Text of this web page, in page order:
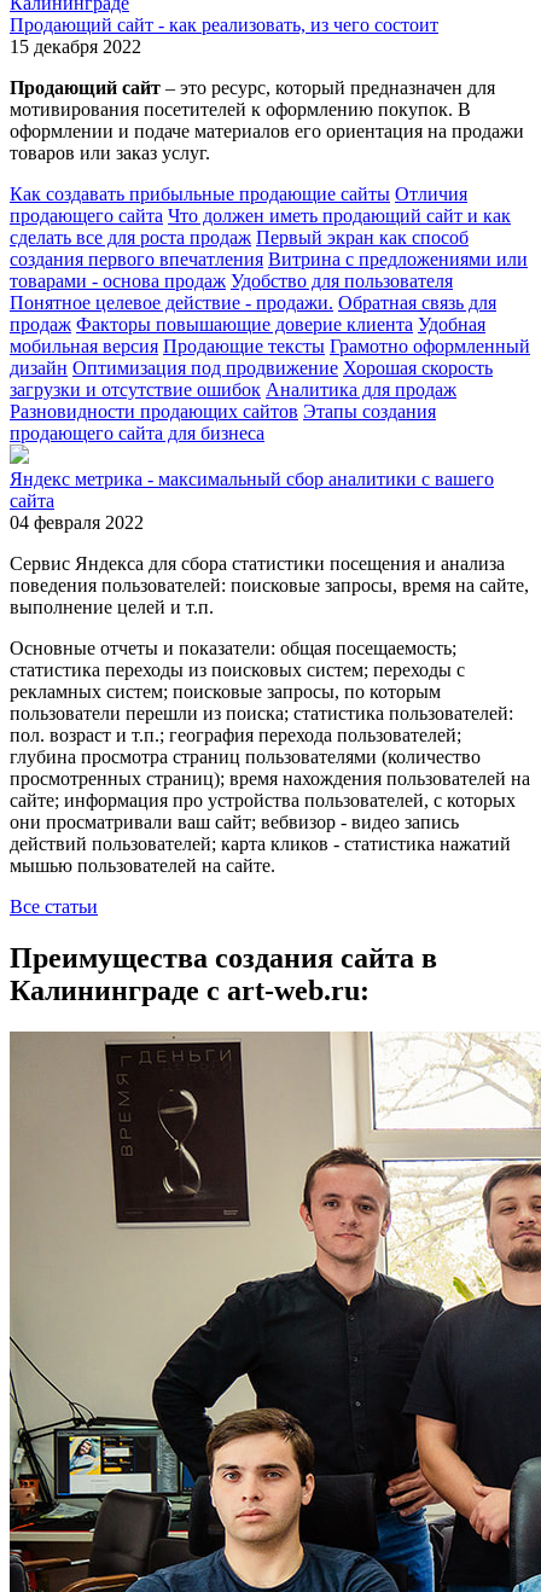
Продающий сайт - как реализовать, из чего состоит
15 декабря 2022
Продающий сайт – это ресурс, который предназначен для
мотивирования посетителей к оформлению покупок. В
оформлении и подаче материалов его ориентация на продажи
товаров или заказ услуг.
Как создавать прибыльные продающие сайты Отличия
продающего сайта Что должен иметь продающий сайт и как
сделать все для роста продаж Первый экран как способ
создания первого впечатления Витрина с предложениями или
товарами - основа продаж Удобство для пользователя
Понятное целевое действие - продажи. Обратная связь для
продаж Факторы повышающие доверие клиента Удобная
мобильная версия Продающие тексты Грамотно оформленный
дизайн Оптимизация под продвижение Хорошая скорость
загрузки и отсутствие ошибок Аналитика для продаж
Разновидности продающих сайтов Этапы создания
продающего сайта для бизнеса
Яндекс метрика - максимальный сбор аналитики с вашего
сайта
04 февраля 2022
Сервис Яндекса для сбора статистики посещения и анализа
поведения пользователей: поисковые запросы, время на сайте,
выполнение целей и т.п.
Основные отчеты и показатели: общая посещаемость;
статистика переходы из поисковых систем; переходы с
рекламных систем; поисковые запросы, по которым
пользователи перешли из поиска; статистика пользователей:
пол. возраст и т.п.; география перехода пользователей;
глубина просмотра страниц пользователями (количество
просмотренных страниц); время нахождения пользователей на
сайте; информация про устройства пользователей, с которых
они просматривали ваш сайт; вебвизор - видео запись
действий пользователей; карта кликов - статистика нажатий
мышью пользователей на сайте.
Все статьи
Преимущества создания сайта в
Калининграде с art-web.ru: